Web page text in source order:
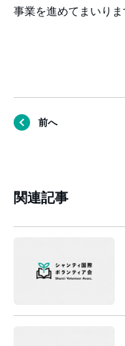
事業を進めてまいりま
前へ
関連記事